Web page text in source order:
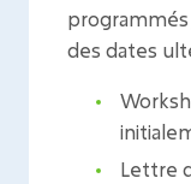
des dates
Lettre